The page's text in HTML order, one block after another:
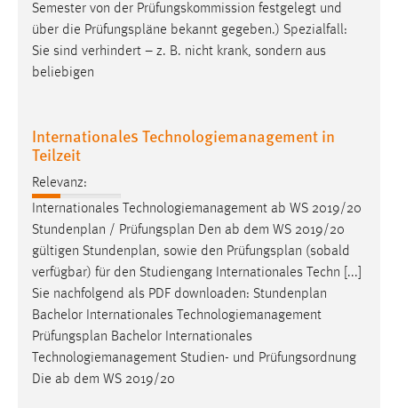
Semester von der Prüfungskommission festgelegt und
über die Prüfungspläne bekannt gegeben.) Spezialfall:
Sie sind verhindert – z. B. nicht krank, sondern aus
beliebigen
Internationales Technologiemanagement in
Teilzeit
Relevanz:
Internationales Technologiemanagement ab WS 2019/20
Stundenplan / Prüfungsplan Den ab dem WS 2019/20
gültigen Stundenplan, sowie den Prüfungsplan (sobald
verfügbar) für den Studiengang Internationales Techn [...]
Sie nachfolgend als PDF downloaden: Stundenplan
Bachelor Internationales Technologiemanagement
Prüfungsplan Bachelor Internationales
Technologiemanagement Studien- und Prüfungsordnung
Die ab dem WS 2019/20
Zweck:
Conversion-Tracking
3 Monate
Facebook Pixel
_fbp
Anbieter:
Facebook
Zweck:
Conversion-Tracking
Cookie Laufzeit:
3 Monate